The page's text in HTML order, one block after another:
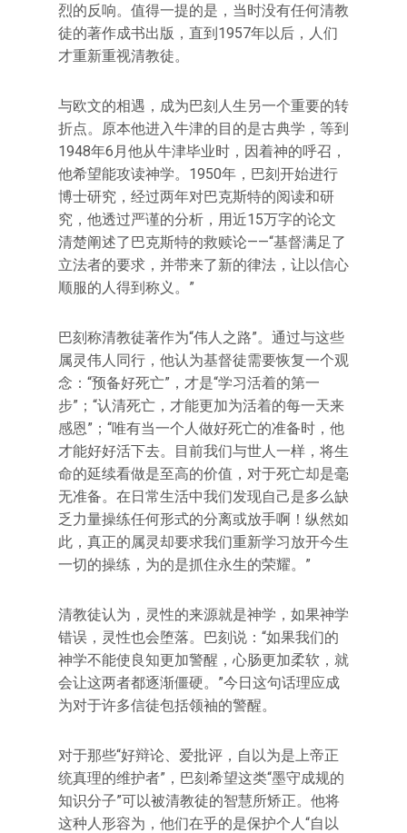
烈的反响。值得一提的是，当时没有任何清教
徒的著作成书出版，直到1957年以后，人们
才重新重视清教徒。
与欧文的相遇，成为巴刻人生另一个重要的转
折点。原本他进入牛津的目的是古典学，等到
1948年6月他从牛津毕业时，因着神的呼召，
他希望能攻读神学。1950年，巴刻开始进行
博士研究，经过两年对巴克斯特的阅读和研
究，他透过严谨的分析，用近15万字的论文
清楚阐述了巴克斯特的救赎论——“基督满足了
立法者的要求，并带来了新的律法，让以信心
顺服的人得到称义。”
巴刻称清教徒著作为“伟人之路”。通过与这些
属灵伟人同行，他认为基督徒需要恢复一个观
念：“预备好死亡”，才是“学习活着的第一
步”；“认清死亡，才能更加为活着的每一天来
感恩”；“唯有当一个人做好死亡的准备时，他
才能好好活下去。目前我们与世人一样，将生
命的延续看做是至高的价值，对于死亡却是毫
无准备。在日常生活中我们发现自己是多么缺
乏力量操练任何形式的分离或放手啊！纵然如
此，真正的属灵却要求我们重新学习放开今生
一切的操练，为的是抓住永生的荣耀。”
清教徒认为，灵性的来源就是神学，如果神学
错误，灵性也会堕落。巴刻说：“如果我们的
神学不能使良知更加警醒，心肠更加柔软，就
会让这两者都逐渐僵硬。”今日这句话理应成
为对于许多信徒包括领袖的警醒。
对于那些“好辩论、爱批评，自以为是上帝正
统真理的维护者”，巴刻希望这类“墨守成规的
知识分子”可以被清教徒的智慧所矫正。他将
这种人形容为，他们在乎的是保护个人“自以